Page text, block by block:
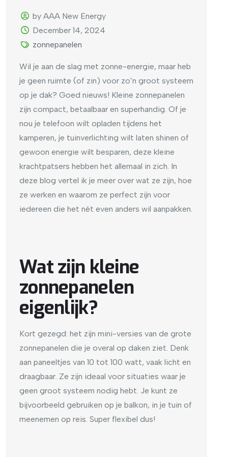
by AAA New Energy
December 14, 2024
zonnepanelen
Wil je aan de slag met zonne-energie, maar heb
je geen ruimte (of zin) voor zo’n groot systeem
op je dak? Goed nieuws! Kleine zonnepanelen
zijn compact, betaalbaar en superhandig. Of je
nou je telefoon wilt opladen tijdens het
kamperen, je tuinverlichting wilt laten shinen of
gewoon energie wilt besparen, deze kleine
krachtpatsers hebben het allemaal in zich. In
deze blog vertel ik je meer over wat ze zijn, hoe
ze werken en waarom ze perfect zijn voor
iedereen die het nét even anders wil aanpakken.
Wat zijn kleine
zonnepanelen
eigenlijk?
Kort gezegd: het zijn mini-versies van de grote
zonnepanelen die je overal op daken ziet. Denk
aan paneeltjes van 10 tot 100 watt, vaak licht en
draagbaar. Ze zijn ideaal voor situaties waar je
geen groot systeem nodig hebt. Je kunt ze
bijvoorbeeld gebruiken op je balkon, in je tuin of
meenemen op reis. Super flexibel dus!